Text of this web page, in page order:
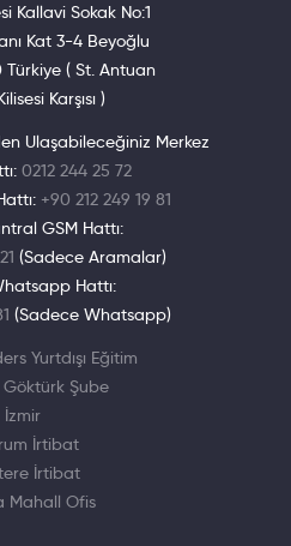
Kallavi Sokak No:1
Kat 3-4 Beyoğlu
Türkiye ( St. Antuan
Karşısı )
Ulaşabileceğiniz Merkez
0212 244 25 72
+90 212 249 19 81
GSM Hattı:
(Sadece Aramalar)
Hattı:
(Sadece Whatsapp)
Yurtdışı Eğitim
Şube
İzmir
İrtibat
İrtibat
Mahall Ofis